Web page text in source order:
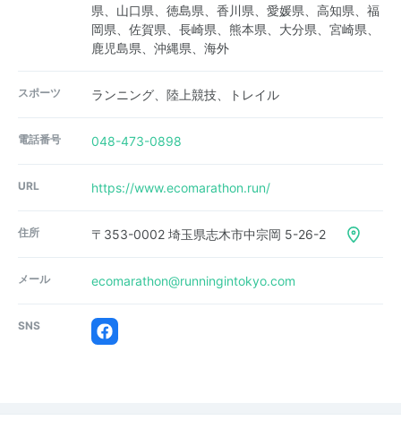
県、山口県、徳島県、香川県、愛媛県、高知県、福
岡県、佐賀県、長崎県、熊本県、大分県、宮崎県、
鹿児島県、沖縄県、海外
スポーツ ランニング、陸上競技、トレイル
電話番号 048-473-0898
URL https://www.ecomarathon.run/
住所 〒353-0002 埼玉県志木市中宗岡 5-26-2
メール ecomarathon@runningintokyo.com
SNS